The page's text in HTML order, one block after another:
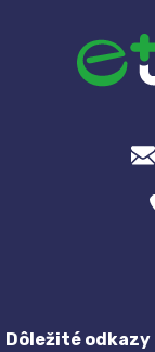
Dôležité odkazy